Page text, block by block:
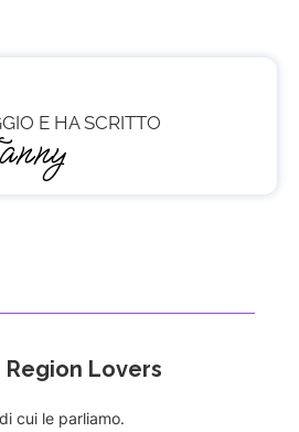
E HA SCRITTO
Region Lovers
cui le parliamo.